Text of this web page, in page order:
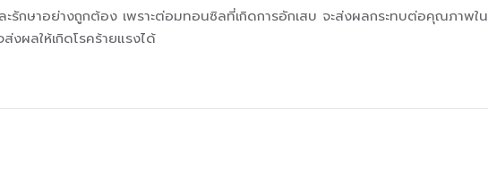
รักษาอย่างถูกต้อง เพราะต่อมทอนซิลที่เกิดการอักเสบ จะส่งผลกระทบต่อคุณภาพใน
งผลให้เกิดโรคร้ายแรงได้